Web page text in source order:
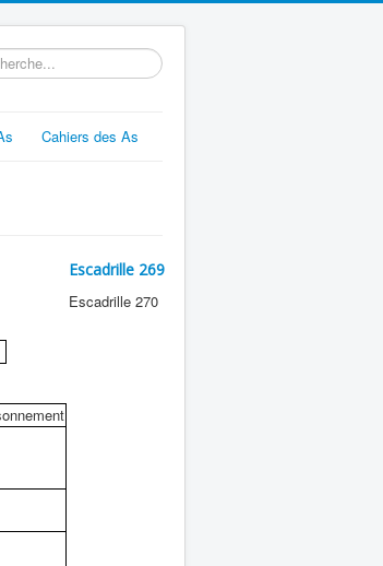
Cahiers des As
Escadrille 269
Escadrille 270